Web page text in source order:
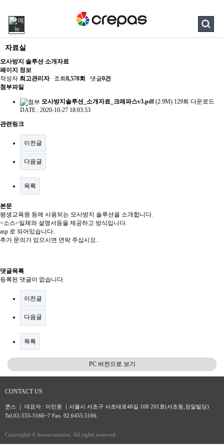
자료실
모사방지 솔루션 소개자료
페이지 정보
작성자 최고관리자 조회 8,578회 댓글0건
첨부파일
모사방지솔루션_소개자료_크레파스v3.pdf(2.9M) 129회 다운로드
DATE : 2020-10-27 18:03:53
관련링크
이전글
다음글
목록
본문
평생교육원 등에 사용되는 모사방지 솔루션을 소개합니다.
<소스>일체와 설명서등을 제공하고 방식입니다.
asp 로 되어있습니다.
추가 문의가 있으시면 연락 주십시요..
댓글목록
등록된 댓글이 없습니다.
이전글
다음글
목록
PC 버전으로 보기
CONTACT US
쿤스 ｜ 대표자 : 이민웅 ｜서울시 서초구 서초대로48길 108 201호(서초동,정일빌딩)
Tel.02-555-5166~7 Fax. 02.6455.5166.
Copyrights © koons mission. All rights reserved.